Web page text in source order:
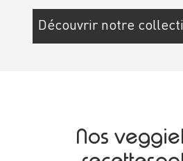
Découvrir notre
Nos